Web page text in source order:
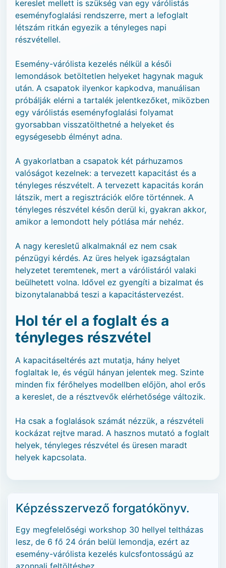
kereslet mellett is szükség van egy várólistás
eseményfoglalási rendszerre, mert a lefoglalt
létszám ritkán egyezik a tényleges napi
részvétellel.
Esemény-várólista kezelés nélkül a késői
lemondások betöltetlen helyeket hagynak maguk
után. A csapatok ilyenkor kapkodva, manuálisan
próbálják elérni a tartalék jelentkezőket, miközben
egy várólistás eseményfoglalási folyamat
gyorsabban visszatölthetné a helyeket és
egységesebb élményt adna.
A gyakorlatban a csapatok két párhuzamos
valóságot kezelnek: a tervezett kapacitást és a
tényleges részvételt. A tervezett kapacitás korán
látszik, mert a regisztrációk előre történnek. A
tényleges részvétel későn derül ki, gyakran akkor,
amikor a lemondott hely pótlása már nehéz.
A nagy keresletű alkalmaknál ez nem csak
pénzügyi kérdés. Az üres helyek igazságtalan
helyzetet teremtenek, mert a várólistáról valaki
beülhetett volna. Idővel ez gyengíti a bizalmat és
bizonytalanabbá teszi a kapacitástervezést.
Hol tér el a foglalt és a
tényleges részvétel
A kapacitáseltérés azt mutatja, hány helyet
foglaltak le, és végül hányan jelentek meg. Szinte
minden fix férőhelyes modellben előjön, ahol erős
a kereslet, de a résztvevők elérhetősége változik.
Ha csak a foglalások számát nézzük, a részvételi
kockázat rejtve marad. A hasznos mutató a foglalt
helyek, tényleges részvétel és üresen maradt
helyek kapcsolata.
Képzésszervező forgatókönyv.
Egy megfelelőségi workshop 30 hellyel teltházas
lesz, de 6 fő 24 órán belül lemondja, ezért az
esemény-várólista kezelés kulcsfontosságú az
azonnali feltöltéshez.